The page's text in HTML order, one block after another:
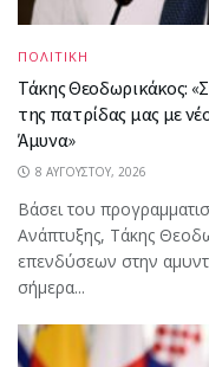
ΠΟΛΙΤΙΚΗ
Τάκης Θεοδωρικάκος:
της πατρίδας μας με
Άμυνα»
8 ΑΥΓΟΎΣΤΟΥ, 2026
Βάσει του
Ανάπτυξης, Τάκης
επενδύσεων στην
σήμερα...